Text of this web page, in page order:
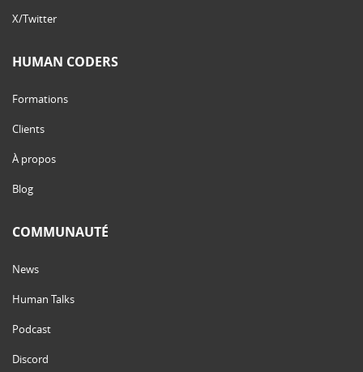
X/Twitter
HUMAN CODERS
Formations
Clients
À propos
Blog
COMMUNAUTÉ
News
Human Talks
Podcast
Discord